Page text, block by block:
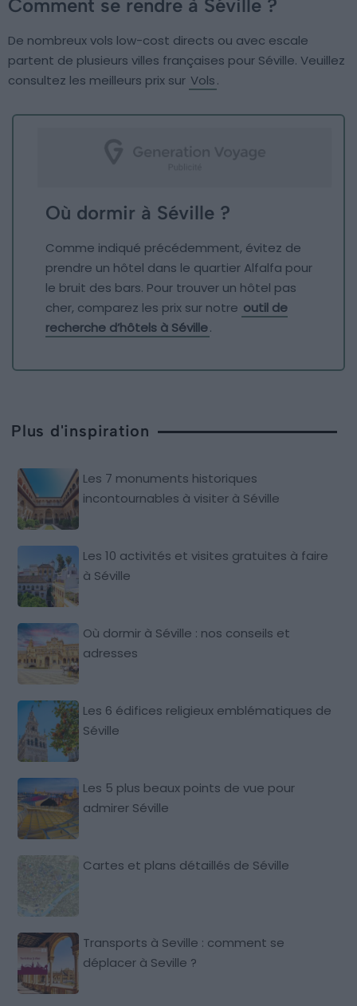
Comment se rendre à Séville ?
De nombreux vols low-cost directs ou avec escale
partent de plusieurs villes françaises pour Séville. Veuillez
consultez les meilleurs prix sur Vols.
Où dormir à Séville ?
Comme indiqué précédemment, évitez de
prendre un hôtel dans le quartier Alfalfa pour
le bruit des bars. Pour trouver un hôtel pas
cher, comparez les prix sur notre outil de
recherche d’hôtels à Séville.
Plus d'inspiration
Les 7 monuments historiques
incontournables à visiter à Séville
Les 10 activités et visites gratuites à faire
à Séville
Où dormir à Séville : nos conseils et
adresses
Les 6 édifices religieux emblématiques de
Séville
Les 5 plus beaux points de vue pour
admirer Séville
Cartes et plans détaillés de Séville
Transports à Seville : comment se
déplacer à Seville ?